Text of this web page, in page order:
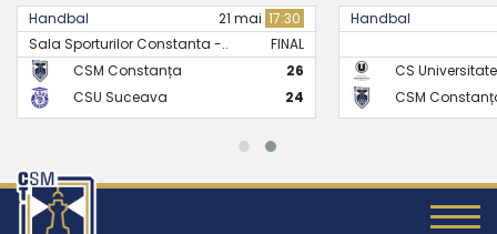
Handbal 21 mai 17:30
Sala Sporturilor Constanta -..
FINAL
CSM Constanța
26
CSU Suceava
24
Handbal
CS
CSM